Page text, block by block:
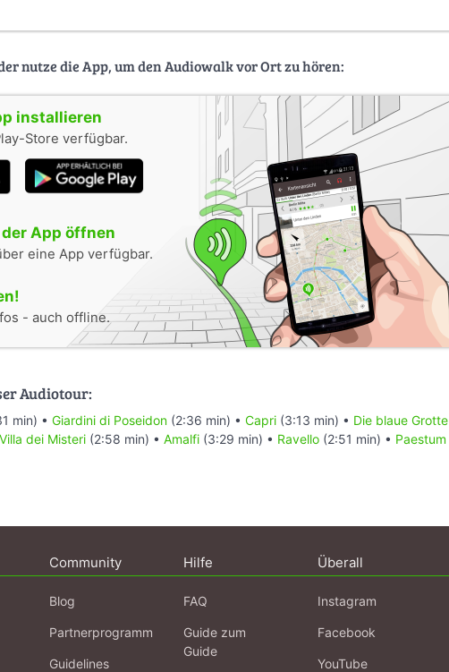
nutze die App, um den Audiowalk vor Ort zu hören:
installieren
Store verfügbar.
App öffnen
eine App verfügbar.
- auch offline.
Audiotour:
min) • Giardini di Poseidon (2:36 min) • Capri (3:13 min) • Die blaue Grotte
Villa dei Misteri (2:58 min) • Amalfi (3:29 min) • Ravello (2:51 min) • Paestum
Community
Blog
Partnerprogramm
Guidelines
Hilfe
FAQ
Guide zum
Guide
Überall
Instagram
Facebook
YouTube